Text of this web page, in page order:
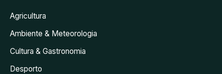
Agricultura
Ambiente & Meteorologia
Cultura & Gastronomia
Desporto